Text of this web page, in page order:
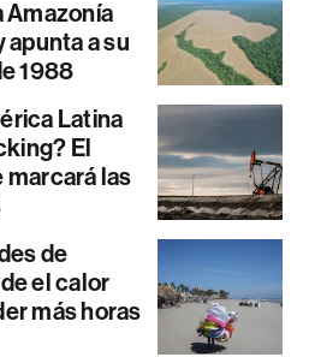
Amazonía
apunta a su
1988
Latina
El
marcará las
de
el calor
más horas